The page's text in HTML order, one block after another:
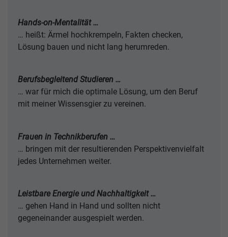
Hands-on-Mentalität …
… heißt: Ärmel hochkrempeln, Fakten checken,
Lösung bauen und nicht lang herumreden.
Berufsbegleitend Studieren …
… war für mich die optimale Lösung, um den Beruf
mit meiner Wissensgier zu vereinen.
Frauen in Technikberufen …
… bringen mit der resultierenden Perspektivenvielfalt
jedes Unternehmen weiter.
Leistbare Energie und Nachhaltigkeit …
… gehen Hand in Hand und sollten nicht
gegeneinander ausgespielt werden.